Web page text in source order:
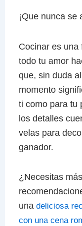
¡Que nunca se
Cocinar es una
todo tu amor
que, sin duda
momento
ti como para tu
los detalles
velas para
ganador.
¿Necesitas
una deliciosa
con una cena